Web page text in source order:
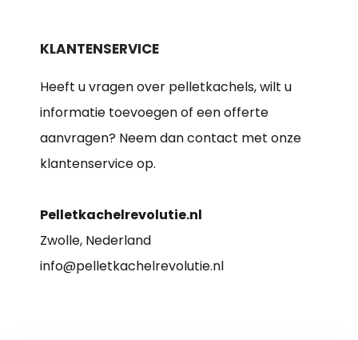
KLANTENSERVICE
Heeft u vragen over pelletkachels, wilt u
informatie toevoegen of een offerte
aanvragen? Neem dan contact met onze
klantenservice op.
Pelletkachelrevolutie.nl
Zwolle, Nederland
info@pelletkachelrevolutie.nl